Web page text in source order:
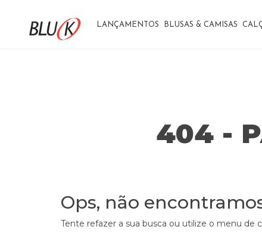
LANÇAMENTOS BLUSAS & CAMISAS
404 -
Ops, não
Tente refazer a sua busca ou utilize o menu de